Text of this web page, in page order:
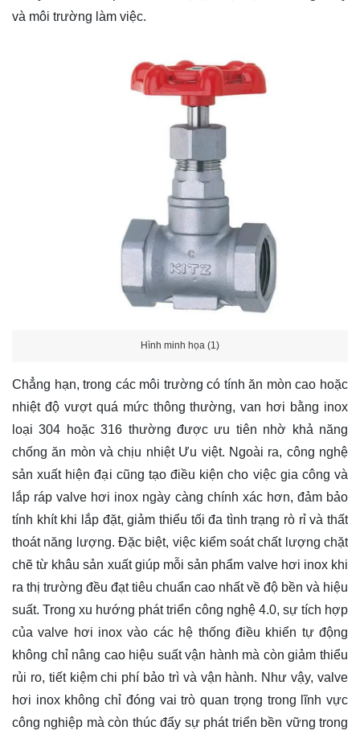
và môi trường làm việc.
Hình minh họa (1)
Chẳng hạn, trong các môi trường có tính ăn mòn cao hoặc
nhiệt độ vượt quá mức thông thường, van hơi bằng inox
loại 304 hoặc 316 thường được ưu tiên nhờ khả năng
chống ăn mòn và chịu nhiệt Ưu việt. Ngoài ra, công nghệ
sản xuất hiện đại cũng tạo điều kiện cho việc gia công và
lắp ráp valve hơi inox ngày càng chính xác hơn, đảm bảo
tính khít khi lắp đặt, giảm thiểu tối đa tình trạng rò rỉ và thất
thoát năng lượng. Đặc biệt, việc kiểm soát chất lượng chặt
chẽ từ khâu sản xuất giúp mỗi sản phẩm valve hơi inox khi
ra thị trường đều đạt tiêu chuẩn cao nhất về độ bền và hiệu
suất. Trong xu hướng phát triển công nghệ 4.0, sự tích hợp
của valve hơi inox vào các hệ thống điều khiển tự động
không chỉ nâng cao hiệu suất vận hành mà còn giảm thiểu
rủi ro, tiết kiệm chi phí bảo trì và vận hành. Như vậy, valve
hơi inox không chỉ đóng vai trò quan trọng trong lĩnh vực
công nghiệp mà còn thúc đẩy sự phát triển bền vững trong